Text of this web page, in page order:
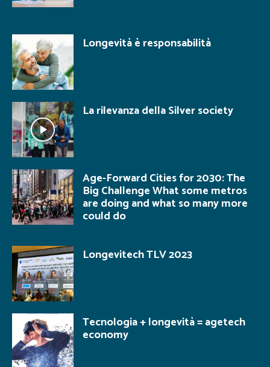
Longevità è responsabilità
La rilevanza della Silver society
Age-Forward Cities for 2030: The
Big Challenge What some metros
are doing and what so many more
could do
Longevitech TLV 2023
Tecnologia + longevità = agetech
economy